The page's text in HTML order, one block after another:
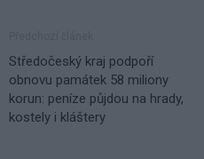
Středočeský kraj podpoří
obnovu památek 58 miliony
korun: peníze půjdou na hrady,
kostely i kláštery